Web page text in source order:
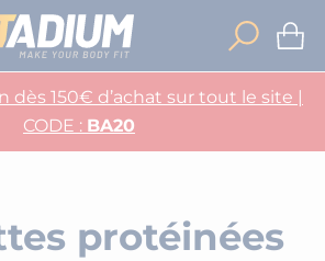
150€ d’achat sur tout le site |
CODE : BA20
protéinées